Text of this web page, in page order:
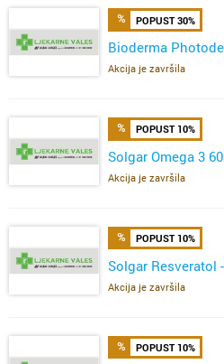
POPUST 30%
Bioderma
Akcija je završila
POPUST 10%
Solgar Omega 3
Akcija je završila
POPUST 10%
Solgar Resveratol
Akcija je završila
POPUST 10%